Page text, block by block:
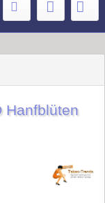
Hanfblüten